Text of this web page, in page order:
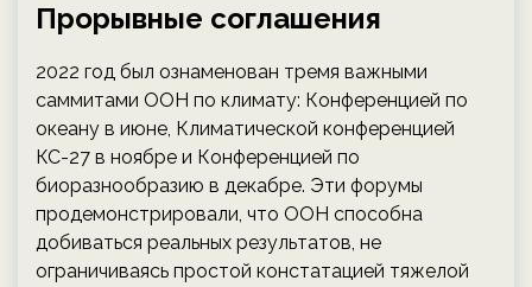
Прорывные соглашения
2022 год был ознаменован тремя важными
саммитами ООН по климату: Конференцией по
океану в июне, Климатической конференцией
КС-27 в ноябре и Конференцией по
биоразнообразию в декабре. Эти форумы
продемонстрировали, что ООН способна
добиваться реальных результатов, не
ограничиваясь простой констатацией тяжелой